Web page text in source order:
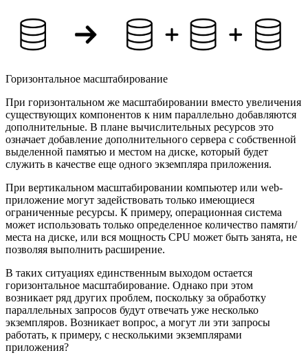
Горизонтальное масштабирование
При горизонтальном же масштабировании вместо увеличения
существующих компонентов к ним параллельно добавляются
дополнительные. В плане вычислительных ресурсов это
означает добавление дополнительного сервера с собственной
выделенной памятью и местом на диске, который будет
служить в качестве еще одного экземпляра приложения.
При вертикальном масштабировании компьютер или web-
приложение могут задействовать только имеющиеся
ограниченные ресурсы. К примеру, операционная система
может использовать только определенное количество памяти/
места на диске, или вся мощность CPU может быть занята, не
позволяя выполнить расширение.
В таких ситуациях единственным выходом остается
горизонтальное масштабирование. Однако при этом
возникает ряд других проблем, поскольку за обработку
параллельных запросов будут отвечать уже несколько
экземпляров. Возникает вопрос, а могут ли эти запросы
работать, к примеру, с несколькими экземплярами
приложения?